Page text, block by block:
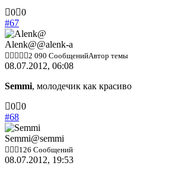
Голосуйте
-
палец
вниз.
0 Голосуйте
палец
вверх.
0
#67
Alenk@@alenk-a
2 090 СообщенийАвтор темы
08.07.2012, 06:08
Semmi, молодечик как красиво
Голосуйте
-
палец
вниз.
0 Голосуйте
палец
вверх.
0
#68
Semmi@semmi
126 Сообщений
08.07.2012, 19:53